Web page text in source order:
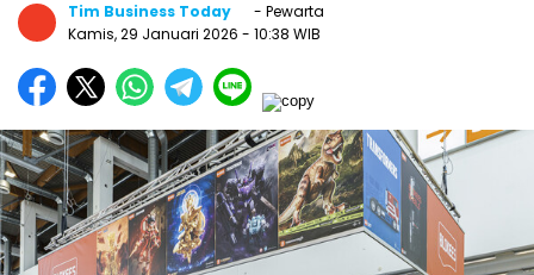
Tim Business Today
- Pewarta
Kamis, 29 Januari 2026 - 10:38 WIB